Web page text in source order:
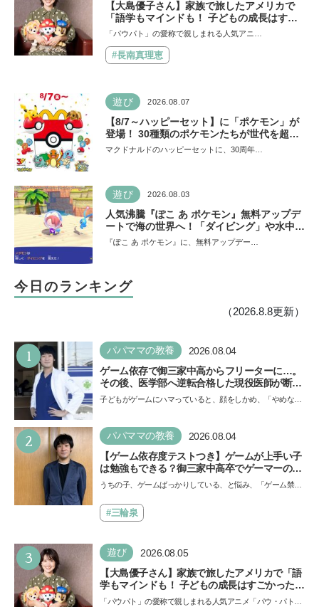
【大島優子さん】家族で旅したアメリカで
「語学もマインドも！ 子どもの成長はすご
かった」声優をつとめた映画『パウ・パトロ
なければ何でもできると子どもに知ってほし
い
「パウパト」の愛称で親しまれる人気アニ…
#長南真理恵
遊び 2026.08.07
【8/7～ハッピーセット】に「ポケモン」が
登場！ 30種類のポケモンたちが世代を超え
て勢ぞろい
マクドナルドのハッピーセットに、30周年…
遊び 2026.08.03
人気沸騰『ぽこ あ ポケモン』無料アップデ
ートで海の世界へ！「ダイビング」や水中の
街づくりが楽しめる追加コンテンツも登場
『ぽこ あ ポケモン』に、無料アップデー…
今日のランキング
（2026.8.8更新）
1 パパママの教養 2026.08.04
ゲーム依存で御三家中高からフリーターに…。
その後、医学部へ逆転合格した現役医師が断言
「ゲームの経験が受験勉強に役立った」そう考
子どもがゲームにハマっていると、顔をしかめ、「やめなさ
い…
2 パパママの教養 2026.08.04
【ゲーム依存度テストつき】ゲームが上手い子
は勉強もできる？御三家中高卒でゲーマーの医
師・阿部智史さんが教えるゲームしながら受験
うちの子、ゲームばっかりしている、と悩み、「ゲーム禁
も…
#三輪泉
3 遊び 2026.08.05
【大島優子さん】家族で旅したアメリカで「語
学もマインドも！ 子どもの成長はすごかった」
声優をつとめた映画『パウ・パトロール ザ・ダ
「パウパト」の愛称で親しまれる人気アニメ「パウ・パトロ